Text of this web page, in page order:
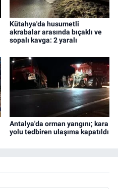
Kütahya'da husumetli
akrabalar arasında bıçaklı ve
sopalı kavga: 2 yaralı
Antalya'da orman yangını; kara
yolu tedbiren ulaşıma kapatıldı